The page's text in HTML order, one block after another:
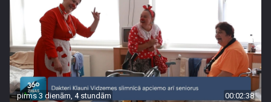
pirms 3 dienām, 4 stundām 00:02:38